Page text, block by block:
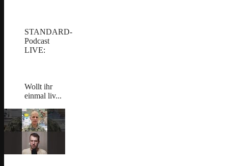
STANDARD-
Podcast
LIVE:
Wollt ihr
einmal liv...